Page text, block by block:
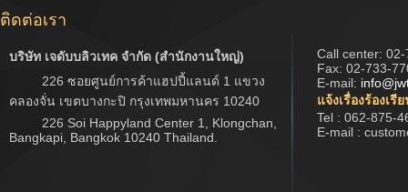
ติดต่อเรา
บริษัท เจดับบลิวเทค จำกัด (สำนักงานใหญ่)
226 ซอยศูนย์การค้าแฮปปี้แลนด์ 1 แขวง
คลองจั่น เขตบางกะปิ กรุงเทพมหานคร 10240
226 Soi Happyland Center 1, Klongchan,
Bangkapi, Bangkok 10240 Thailand.
Call center: 02-
Fax: 02-733-
E-mail:
แจ้งเรื่องร้องเรี
Tel : 062-875-
E-mail :